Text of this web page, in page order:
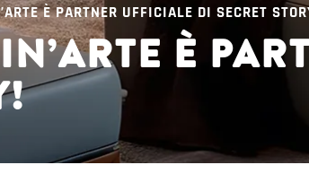
Scoprire
È PARTNER UFFICIALE DI SECRET
È